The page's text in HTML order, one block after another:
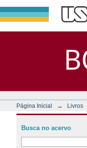
Página Inicial → Livros
Busca no acervo